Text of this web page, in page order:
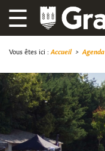
☰
Vous êtes ici : Accueil> Agenda